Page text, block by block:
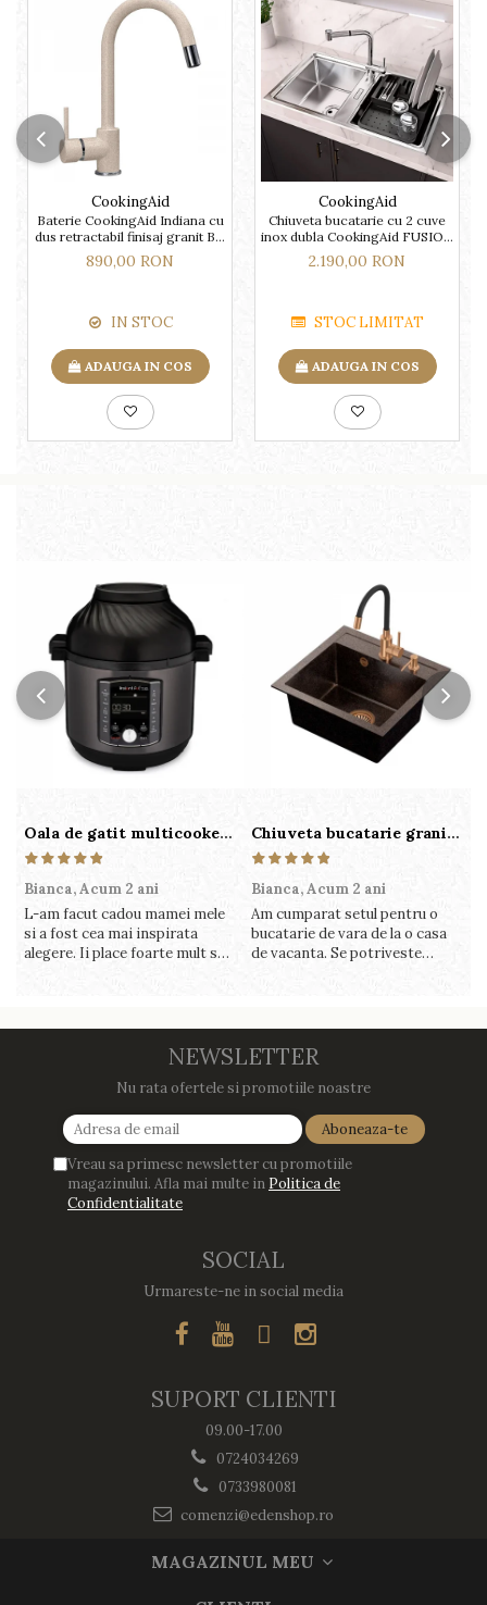
CookingAid
Baterie CookingAid Indiana cu
dus retractabil finisaj granit Bej
Pigmentat / Avena
890,00 RON
IN STOC
ADAUGA IN COS
CookingAid
Chiuveta bucatarie cu 2 cuve
inox dubla CookingAid FUSION
86BB
2.190,00 RON
STOC LIMITAT
ADAUGA IN COS
Oala de gatit multicooker 11 functii Instant Pot Pro Crisp 8 + Air Fryer 7.6 lt
Bianca,Acum 2 ani
L-am facut cadou mamei mele
si a fost cea mai inspirata
alegere. Ii place foarte mult sa
gandesc serios sa imi cumpar
si eu! Recomand mult !
Chiuveta bucatarie granit cu finisaj negru perlat/cupru Steingran Art Copper cu dozator si baterie Quadron
Bianca,Acum 2 ani
Am cumparat setul pentru o
bucatarie de vara de la o casa
de vacanta. Se potriveste
cu drag !
NEWSLETTER
Nu rata ofertele si promotiile noastre
Vreau sa primesc newsletter cu promotiile
magazinului. Afla mai multe in Politica de
Confidentialitate
SOCIAL
Urmareste-ne in social media
SUPORT CLIENTI
09.00-17.00
0724034269
0733980081
comenzi@edenshop.ro
MAGAZINUL MEU